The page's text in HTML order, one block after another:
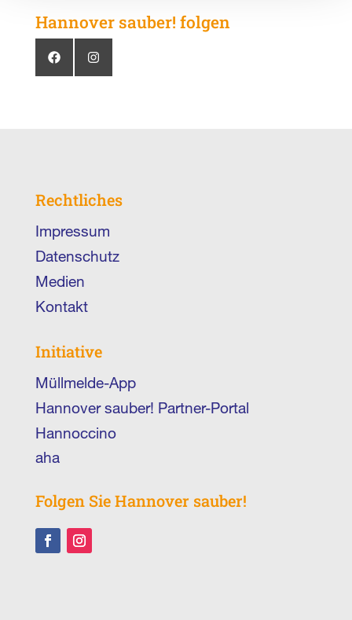
Hannover sauber! folgen
Rechtliches
Impressum
Datenschutz
Medien
Kontakt
Initiative
Müllmelde-App
Hannover sauber! Partner-Portal
Hannoccino
aha
Folgen Sie Hannover sauber!